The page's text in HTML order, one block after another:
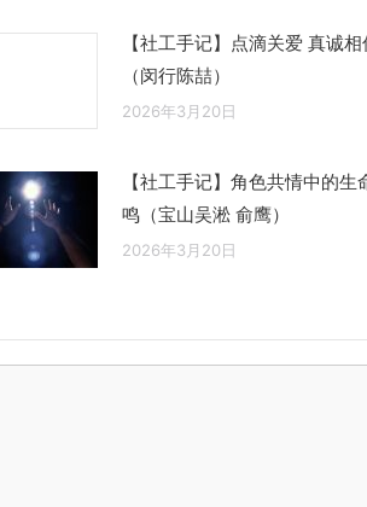
【社工手记】点滴关爱 真诚相
（闵行陈喆）
2026年3月20日
【社工手记】角色共情中的生
鸣（宝山吴淞 俞鹰）
2026年3月20日